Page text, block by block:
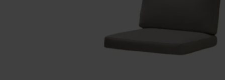
CANE-LINE - CHESTER FODSKAMMEL/SOFABORD
NATURAL, CANE-LINE WEAVE
CANE-LINE -
GRAPHITE,
3.000,00